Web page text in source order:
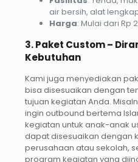
air bersih, alat
Harga: Mulai dari Rp
3. Paket Custom –
Kebutuhan
Kami juga menyediakan
bisa disesuaikan dengan
tujuan kegiatan Anda.
ingin outbound bertema
kegiatan untuk anak-anak
dapat disesuaikan dengan
perusahaan atau sekolah,
program kegiatan yang